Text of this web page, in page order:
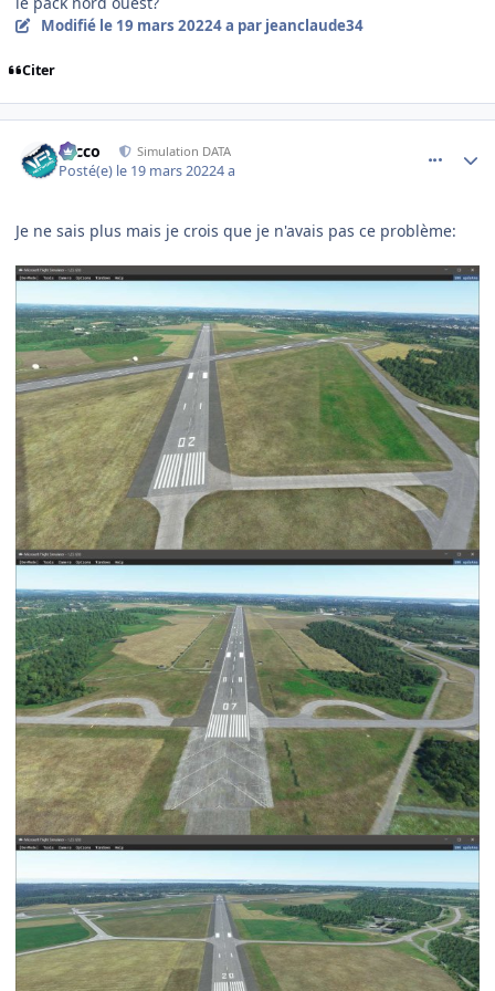
Modifié le 19 mars 20224 a par jeanclaude34
Citer
Nicco Simulation DATA
Posté(e) le 19 mars 20224 a
Je ne sais plus mais je crois que je n'avais pas ce problème: